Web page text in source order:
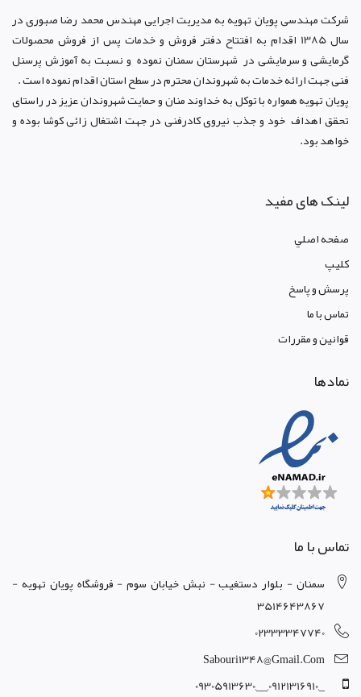
شرکت مهندسی پویان تهویهبه مدیریت اجرایی مهندس محمد رضا صبوری در
سال 1385 اقدام به افتتاح دفتر فروش و خدمات پس از فروش محصولات
گرمایشی و سرمایشی در شهرستان سمنان نموده و نسبت به آموزش پرسنل
فنی جهت ارائه خدمات به شهروندان محترم در سطح استان اقدام نموده است .
پویان تهویه همواره با توکل به خداوند منان و حمایت شهروندان عزیز در راستای
تحقق اهداف خود و جذب نیروی کادرفنی در جهت اشتغال زائی کوشا بوده و
خواهد بود.
لینک های مفید
صفحه اصلي
کليپ
پرسش و پاسخ
تماس با ما
قوانين و مقررات
نمادها
تماس با ما
سمنان - بلوار دستغيب - نبش خيابان سوم - فروشگاه پويان تهويه -
3514643867
02333347740
Sabouri1348@gmail.com
_,09121316910,__,09305913630